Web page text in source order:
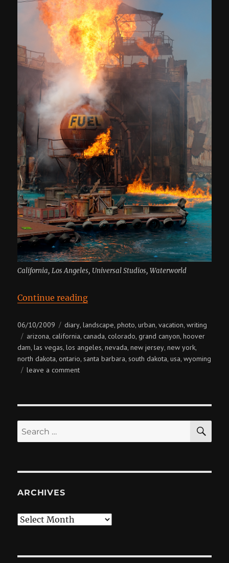
California, Los Angeles, Universal Studios, Waterworld
Continue reading“USA + Canada”
Posted
on
06/10/2009 Categories
diary,landscape,photo,urban,vacation,writing
Tags
arizona,california,canada,colorado,grand canyon,hoover
dam,las vegas,los angeles,nevada,new jersey,new york,
north dakota,ontario,santa barbara,south dakota,usa,wyoming
leave a commenton
canada
Search
for:
ARCHIVES
Archives